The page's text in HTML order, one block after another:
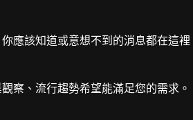
應該知道或意想不到的消息都在這裡
察、流行趨勢希望能滿足您的需求。